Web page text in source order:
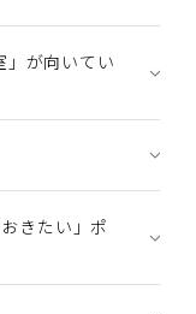
が向いてい
きたい」ポ